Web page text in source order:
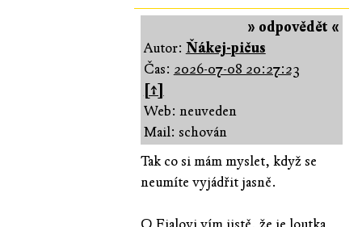
» odpovědět «
Autor: Ňákej-pičus
Čas: 2026-07-08 20:27:23
[↑]
Web: neuveden
Mail: schován
Tak co si mám myslet, když se
neumíte vyjádřit jasně.